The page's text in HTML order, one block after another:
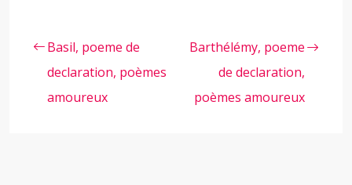
Basil, poeme de
declaration, poèmes
amoureux
Barthélémy, poeme
de declaration,
poèmes amoureux